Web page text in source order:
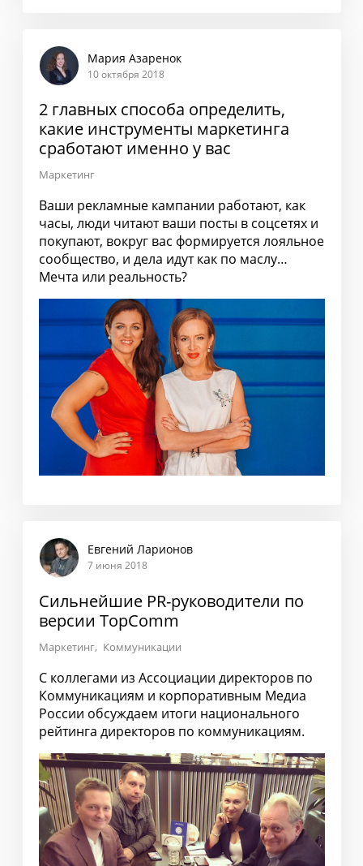
Мария Азаренок
10 октября 2018
2 главных способа определить,
какие инструменты маркетинга
сработают именно у вас
Маркетинг
Ваши рекламные кампании работают, как
часы, люди читают ваши посты в соцсетях и
покупают, вокруг вас формируется лояльное
сообщество, и дела идут как по маслу…
Мечта или реальность?
Евгений Ларионов
7 июня 2018
Сильнейшие PR-руководители по
версии TopComm
Маркетинг Коммуникации
С коллегами из Ассоциации директоров по
Коммуникациям и корпоративным Медиа
России обсуждаем итоги национального
рейтинга директоров по коммуникациям.